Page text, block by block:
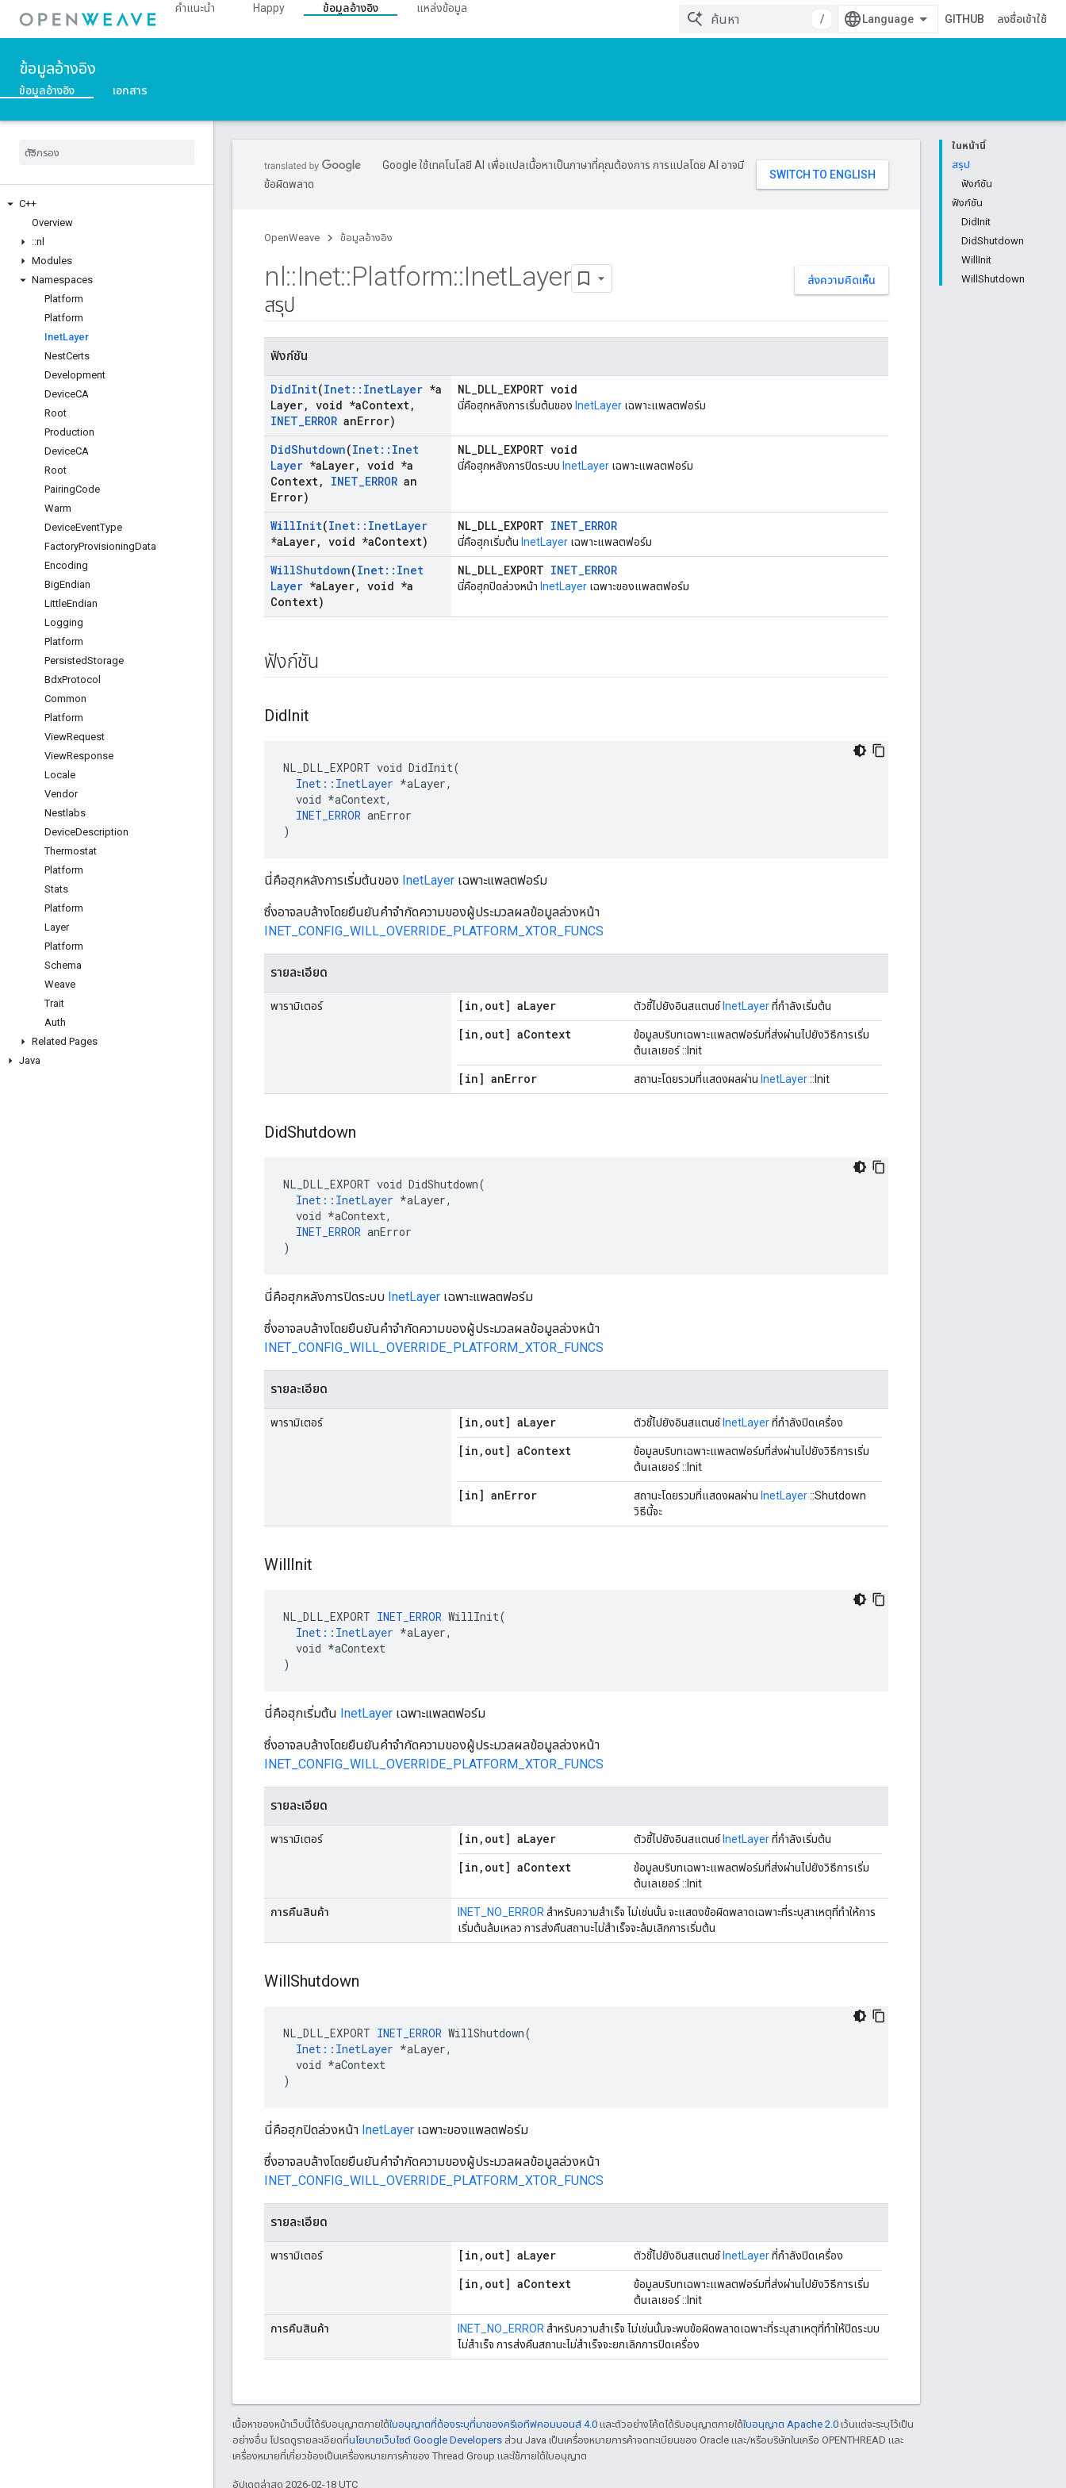
คำแนะนำ Happy ข้อมูลอ้างอิง
แหล่งข้อมูล
/
GITHUB ลงชื่อเข้าใช้
ข้อมูลอ้างอิง
ข้อมูลอ้างอิง เอกสาร
C++
Overview
::nl
Modules
Namespaces
Platform
Platform
InetLayer
NestCerts
Development
DeviceCA
Root
Production
DeviceCA
Root
PairingCode
Warm
DeviceEventType
FactoryProvisioningData
Encoding
BigEndian
LittleEndian
Logging
Platform
PersistedStorage
BdxProtocol
Common
Platform
ViewRequest
ViewResponse
Locale
Vendor
Nestlabs
DeviceDescription
Thermostat
Platform
Stats
Platform
Layer
Platform
Schema
Weave
Trait
Auth
Related Pages
Java
ในหน้านี้
สรุป
ฟังก์ชัน
ฟังก์ชัน
DidInit
DidShutdown
WillInit
WillShutdown
Google ใช้เทคโนโลยี AI เพื่อแปลเนื้อหาเป็นภาษาที่คุณต้องการ การแปลโดย AI อาจมี
ข้อผิดพลาด
OpenWeave ข้อมูลอ้างอิง
ส่งความคิดเห็น
nl::Inet::Platform::InetLayer
สรุป
ฟังก์ชัน
DidInit(Inet:: InetLayer *a
Layer, void *aContext,
INET_ERROR anError)
NL_DLL_EXPORT void
นี่คือฮุกหลังการเริ่มต้นของ InetLayer เฉพาะแพลตฟอร์ม
DidShutdown(Inet:: Inet
Layer *aLayer, void *a
Context, INET_ERROR an
Error)
NL_DLL_EXPORT void
นี่คือฮุกหลังการปิดระบบ InetLayer เฉพาะแพลตฟอร์ม
WillInit(Inet:: InetLayer
*aLayer, void *aContext)
NL_DLL_EXPORT INET_ERROR
นี่คือฮุกเริ่มต้น InetLayer เฉพาะแพลตฟอร์ม
WillShutdown(Inet:: Inet
Layer *aLayer, void *a
Context)
NL_DLL_EXPORT INET_ERROR
นี่คือฮุกปิดล่วงหน้า InetLayer เฉพาะของแพลตฟอร์ม
ฟังก์ชัน
DidInit
NL_DLL_EXPORT void DidInit(
Inet::InetLayer *aLayer,
  void *aContext,
INET_ERROR anError
)
นี่คือฮุกหลังการเริ่มต้นของ InetLayer เฉพาะแพลตฟอร์ม
ซึ่งอาจลบล้างโดยยืนยันคำจำกัดความของผู้ประมวลผลข้อมูลล่วงหน้า
INET_CONFIG_WILL_OVERRIDE_PLATFORM_XTOR_FUNCS
รายละเอียด
พารามิเตอร์ [in , out] aLayer ตัวชี้ไปยังอินสแตนซ์ InetLayerที่กำลังเริ่มต้น
[in , out] aContext
ข้อมูลบริบทเฉพาะแพลตฟอร์มที่ส่งผ่านไปยังวิธีการเริ่ม
ต้นเลเยอร์ ::Init
[in] anError สถานะโดยรวมที่แสดงผลผ่าน InetLayer::Init
DidShutdown
NL_DLL_EXPORT void DidShutdown(
Inet::InetLayer *aLayer,
  void *aContext,
INET_ERROR anError
)
นี่คือฮุกหลังการปิดระบบ InetLayer เฉพาะแพลตฟอร์ม
ซึ่งอาจลบล้างโดยยืนยันคำจำกัดความของผู้ประมวลผลข้อมูลล่วงหน้า
INET_CONFIG_WILL_OVERRIDE_PLATFORM_XTOR_FUNCS
รายละเอียด
พารามิเตอร์ [in , out] aLayer ตัวชี้ไปยังอินสแตนซ์ InetLayerที่กำลังปิดเครื่อง
[in , out] aContext
ข้อมูลบริบทเฉพาะแพลตฟอร์มที่ส่งผ่านไปยังวิธีการเริ่ม
ต้นเลเยอร์ ::Init
[in] anError สถานะโดยรวมที่แสดงผลผ่าน InetLayer::Shutdown
วิธีนี้จะ
WillInit
NL_DLL_EXPORT INET_ERROR WillInit(
Inet::InetLayer *aLayer,
  void *aContext
)
นี่คือฮุกเริ่มต้น InetLayer เฉพาะแพลตฟอร์ม
ซึ่งอาจลบล้างโดยยืนยันคำจำกัดความของผู้ประมวลผลข้อมูลล่วงหน้า
INET_CONFIG_WILL_OVERRIDE_PLATFORM_XTOR_FUNCS
รายละเอียด
พารามิเตอร์ [in , out] aLayer ตัวชี้ไปยังอินสแตนซ์ InetLayerที่กำลังเริ่มต้น
[in , out] aContext
ข้อมูลบริบทเฉพาะแพลตฟอร์มที่ส่งผ่านไปยังวิธีการเริ่ม
ต้นเลเยอร์ ::Init
การคืนสินค้า INET_NO_ERROR สำหรับความสำเร็จ ไม่เช่นนั้น จะแสดงข้อผิดพลาดเฉพาะที่ระบุสาเหตุที่ทำให้การ
เริ่มต้นล้มเหลว การส่งคืนสถานะไม่สำเร็จจะล้มเลิกการเริ่มต้น
WillShutdown
NL_DLL_EXPORT INET_ERROR WillShutdown(
Inet::InetLayer *aLayer,
  void *aContext
)
นี่คือฮุกปิดล่วงหน้า InetLayer เฉพาะของแพลตฟอร์ม
ซึ่งอาจลบล้างโดยยืนยันคำจำกัดความของผู้ประมวลผลข้อมูลล่วงหน้า
INET_CONFIG_WILL_OVERRIDE_PLATFORM_XTOR_FUNCS
รายละเอียด
พารามิเตอร์ [in , out] aLayer ตัวชี้ไปยังอินสแตนซ์ InetLayerที่กำลังปิดเครื่อง
[in , out] aContext
ข้อมูลบริบทเฉพาะแพลตฟอร์มที่ส่งผ่านไปยังวิธีการเริ่ม
ต้นเลเยอร์ ::Init
การคืนสินค้า INET_NO_ERROR สำหรับความสำเร็จ ไม่เช่นนั้นจะพบข้อผิดพลาดเฉพาะที่ระบุสาเหตุที่ทำให้ปิดระบบ
ไม่สำเร็จ การส่งคืนสถานะไม่สำเร็จจะยกเลิกการปิดเครื่อง
เนื้อหาของหน้าเว็บนี้ได้รับอนุญาตภายใต้ใบอนุญาตที่ต้องระบุที่มาของครีเอทีฟคอมมอนส์ 4.0 และตัวอย่างโค้ดได้รับอนุญาตภายใต้ใบอนุญาต Apache 2.0 เว้นแต่จะระบุไว้เป็น
อย่างอื่น โปรดดูรายละเอียดที่นโยบายเว็บไซต์ Google Developers ส่วน Java เป็นเครื่องหมายการค้าจดทะเบียนของ Oracle และ/หรือบริษัทในเครือ OPENTHREAD และ
เครื่องหมายที่เกี่ยวข้องเป็นเครื่องหมายการค้าของ Thread Group และใช้ภายใต้ใบอนุญาต
อัปเดตล่าสุด 2026-02-18 UTC